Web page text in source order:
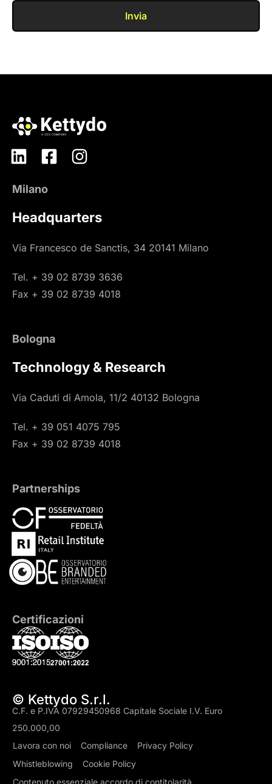
Invia
Milano
Headquarters
Via Francesco de Sanctis, 34 20141 Milano
Tel. + 39 02 8739 3636
Fax + 39 02 8739 4018
Bologna
Technology & Research
Via Caduti di Amola, 11/2 40132 Bologna
Tel. + 39 051 4075 795
Fax + 39 02 8739 4018
Partnerships
Certificazioni
© Kettydo S.r.l.
C.F. e P.IVA 07929450968 Capitale Sociale I.V. Euro
250.000,00
Lavora con noi
Compliance
Privacy Policy
Whistleblowing
Cookie Policy
Contenuto essenziale accordo di contitolarità